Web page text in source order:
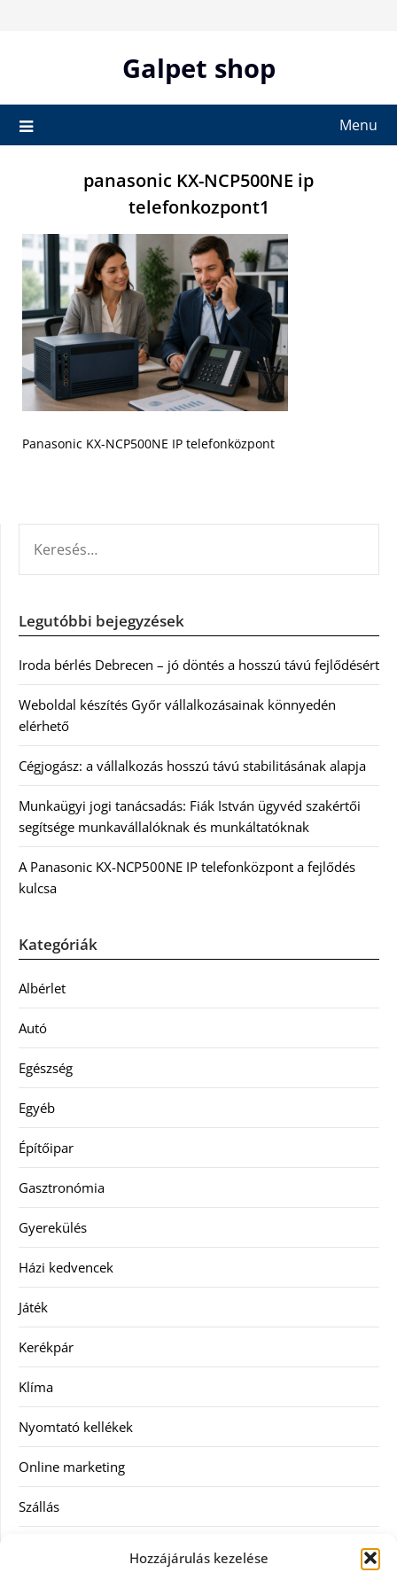
Hozzájárulás kezelése
Galpet shop
Menu
panasonic KX-NCP500NE ip
telefonkozpont1
Panasonic KX-NCP500NE IP telefonközpont
Legutóbbi bejegyzések
Iroda bérlés Debrecen – jó döntés a hosszú távú fejlődésért
Weboldal készítés Győr vállalkozásainak könnyedén
elérhető
Cégjogász: a vállalkozás hosszú távú stabilitásának alapja
Munkaügyi jogi tanácsadás: Fiák István ügyvéd szakértői
segítsége munkavállalóknak és munkáltatóknak
A Panasonic KX-NCP500NE IP telefonközpont a fejlődés
kulcsa
Kategóriák
Albérlet
Autó
Egészség
Egyéb
Építőipar
Gasztronómia
Gyerekülés
Házi kedvencek
Játék
Kerékpár
Klíma
Nyomtató kellékek
Online marketing
Szállás